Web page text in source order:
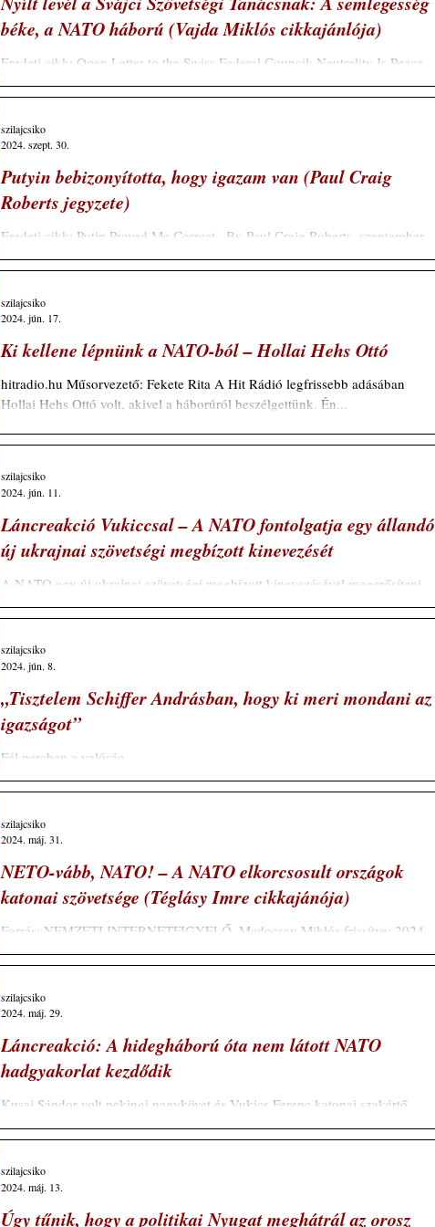
béke, a NATO háború (Vajda Miklós cikkajánlója)
Eredeti cikk: Open Letter to the Swiss Federal Council: Neutrality Is Peace,
NATO Is War Copyright © Peter Koenig , Global Research, 2024...
Putyin bebizonyította, hogy igazam van (Paul Craig
Roberts jegyzete)
Eredeti cikk: Putin Proved Me Correct , By Paul Craig Roberts, szeptember
29, 2024 Schiller Mária küldeménye Évek óta figyelmeztettem,...
szilajcsiko
2024. szept. 30.
Ki kellene lépnünk a NATO-ból – Hollai Hehs Ottó
hitradio.hu Műsorvezető: Fekete Rita A Hit Rádió legfrissebb adásában
Hollai Hehs Ottó volt, akivel a háborúról beszélgettünk. Én...
szilajcsiko
2024. jún. 17.
Láncreakció Vukiccsal – A NATO fontolgatja egy állandó
új ukrajnai szövetségi megbízott kinevezését
A NATO egy új ukrajnai szövetségi megbízott kinevezésével megerősíteni
szándékozik hosszú távú elköteleződését Ukrajna felé. A...
szilajcsiko
2024. jún. 11.
„Tisztelem Schiffer Andrásban, hogy ki meri mondani az
igazságot”
Fél percben a valóság.
szilajcsiko
2024. jún. 8.
NETO-vább, NATO! – A NATO elkorcsosult országok
katonai szövetsége (Téglásy Imre cikkajánója)
Forrás: NEMZETI INTERNETFIGYELŐ, Madocsay Miklós frissítve: 2024.
05. 31. 18:20 Leo Hohmann független amerikai újságíró megfontolásra...
szilajcsiko
2024. máj. 31.
Láncreakció: A hidegháború óta nem látott NATO
hadgyakorlat kezdődik
Kusai Sándor volt pekingi nagykövet és Vukics Ferenc katonai szakértő
voltak a vendégeink. A NATO 90 ezer katonát mozgósít az orosz...
szilajcsiko
2024. máj. 29.
Úgy tűnik, hogy a politikai Nyugat meghátrál az orosz
szilajcsiko
2024. máj. 13.